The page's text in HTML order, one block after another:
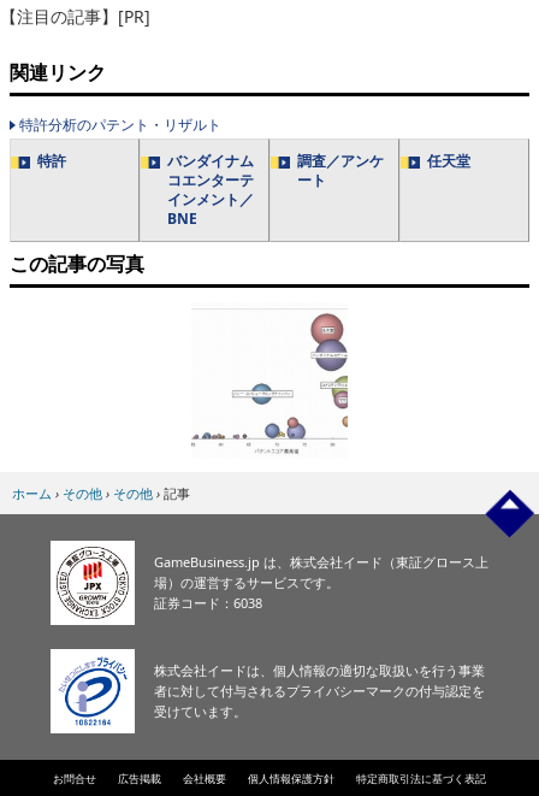
【注目の記事】[PR]
関連リンク
特許分析のパテント・リザルト
特許
バンダイナム
コエンターテ
インメント／
BNE
調査／アンケ
ート
任天堂
この記事の写真
ホーム › その他 › その他 › 記事
GameBusiness.jp は、株式会社イード（東証グロース上
場）の運営するサービスです。
証券コード：6038
株式会社イードは、個人情報の適切な取扱いを行う事業
者に対して付与されるプライバシーマークの付与認定を
受けています。
お問合せ 広告掲載 会社概要 個人情報保護方針 特定商取引法に基づく表記